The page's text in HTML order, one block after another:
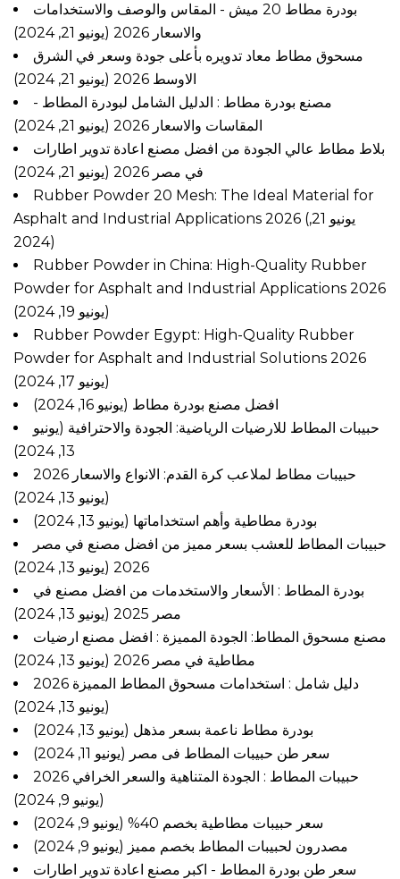
بودرة مطاط 20 ميش - المقاس والوصف والاستخدامات
والاسعار 2026
(يونيو 21, 2024)
مسحوق مطاط معاد تدويره بأعلى جودة وسعر في الشرق
الاوسط 2026
(يونيو 21, 2024)
مصنع بودرة مطاط : الدليل الشامل لبودرة المطاط -
المقاسات والاسعار 2026
(يونيو 21, 2024)
بلاط مطاط عالي الجودة من افضل مصنع اعادة تدوير اطارات
في مصر 2026
(يونيو 21, 2024)
Rubber Powder 20 Mesh: The Ideal Material for
Asphalt and Industrial Applications 2026 (يونيو 21,
2024)
Rubber Powder in China: High-Quality Rubber
Powder for Asphalt and Industrial Applications 2026
(يونيو 19, 2024)
Rubber Powder Egypt: High-Quality Rubber
Powder for Asphalt and Industrial Solutions 2026
(يونيو 17, 2024)
افضل مصنع بودرة مطاط (يونيو 16, 2024)
حبيبات المطاط للارضيات الرياضية: الجودة والاحترافية (يونيو
13, 2024)
حبيبات مطاط لملاعب كرة القدم: الانواع والاسعار 2026
(يونيو 13, 2024)
بودرة مطاطية وأهم استخداماتها (يونيو 13, 2024)
حبيبات المطاط للعشب بسعر مميز من افضل مصنع في مصر
2026 (يونيو 13, 2024)
بودرة المطاط : الأسعار والاستخدمات من افضل مصنع في
مصر 2025
(يونيو 13, 2024)
مصنع مسحوق المطاط: الجودة المميزة : افضل مصنع ارضيات
مطاطية في مصر 2026
(يونيو 13, 2024)
دليل شامل : استخدامات مسحوق المطاط المميزة 2026
(يونيو 13, 2024)
بودرة مطاط ناعمة بسعر مذهل (يونيو 13, 2024)
سعر طن حبيبات المطاط فى مصر (يونيو 11, 2024)
حبيبات المطاط : الجودة المتناهية والسعر الخرافي 2026
(يونيو 9, 2024)
سعر حبيبات مطاطية بخصم 40%
(يونيو 9, 2024)
مصدرون لحبيبات المطاط بخصم مميز (يونيو 9, 2024)
سعر طن بودرة المطاط - اكبر مصنع اعادة تدوير اطارات